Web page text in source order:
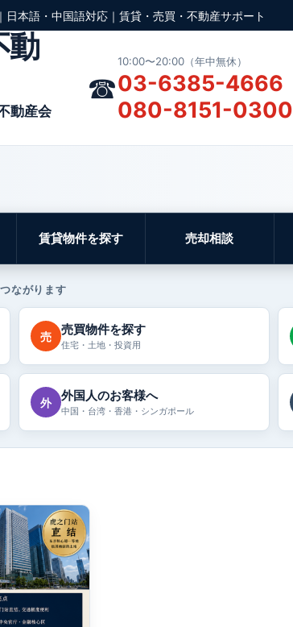
本語・中国語対応｜賃貸・売買・不動産サポート
動
動産会
☎
10:00〜20:00（年中無休）
03-6385-4666
080-8151-0300
賃貸物件を探す 売却相談
ながります
売 売買物件を探す
住宅・土地・投資用
外 外国人のお客様へ
中国・台湾・香港・シンガポール